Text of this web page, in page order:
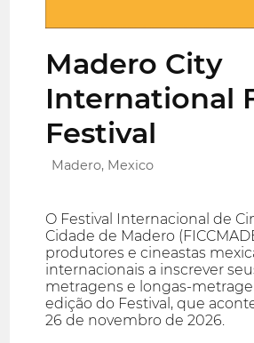
Madero City
International
Festival
Madero, Mexico
O Festival Internacional de
Cidade de Madero
produtores e cineastas
internacionais a inscrever
metragens e longas-
edição do Festival, que
26 de novembro de 2026.